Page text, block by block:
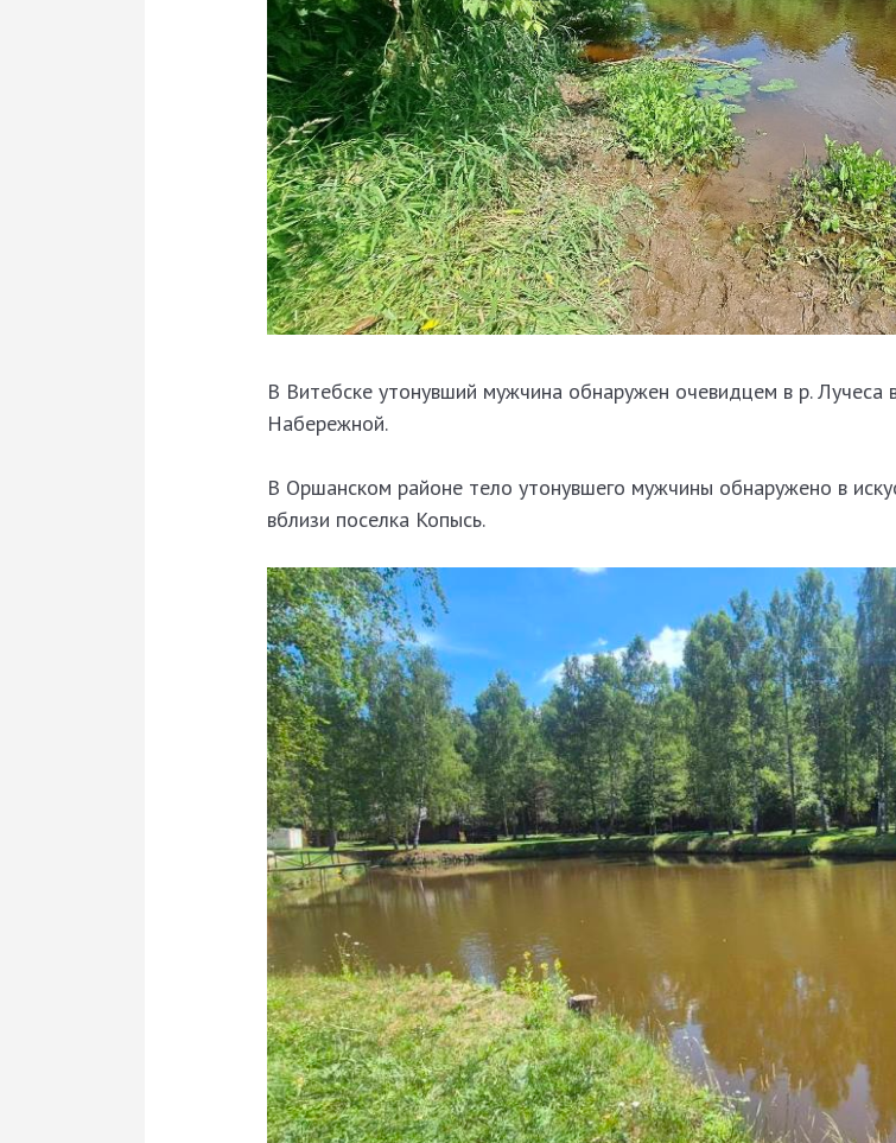
В Витебске утонувший мужчина обнаружен очевидцем в р. Лучеса
Набережной.
В Оршанском районе тело утонувшего мужчины обнаружено в
вблизи поселка Копысь.